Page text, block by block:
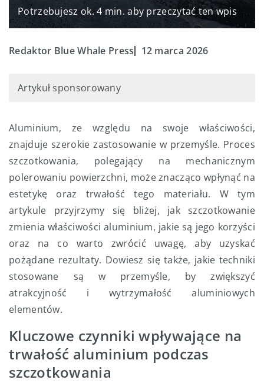
Potrzebujesz ok. 4 min. aby przeczytać ten wpis
Redaktor Blue Whale Press 12 marca 2026
Artykuł sponsorowany
Aluminium, ze względu na swoje właściwości,
znajduje szerokie zastosowanie w przemyśle. Proces
szczotkowania, polegający na mechanicznym
polerowaniu powierzchni, może znacząco wpłynąć na
estetykę oraz trwałość tego materiału. W tym
artykule przyjrzymy się bliżej, jak szczotkowanie
zmienia właściwości aluminium, jakie są jego korzyści
oraz na co warto zwrócić uwagę, aby uzyskać
pożądane rezultaty. Dowiesz się także, jakie techniki
stosowane są w przemyśle, by zwiększyć
atrakcyjność i wytrzymałość aluminiowych
elementów.
Kluczowe czynniki wpływające na
trwałość aluminium podczas
szczotkowania